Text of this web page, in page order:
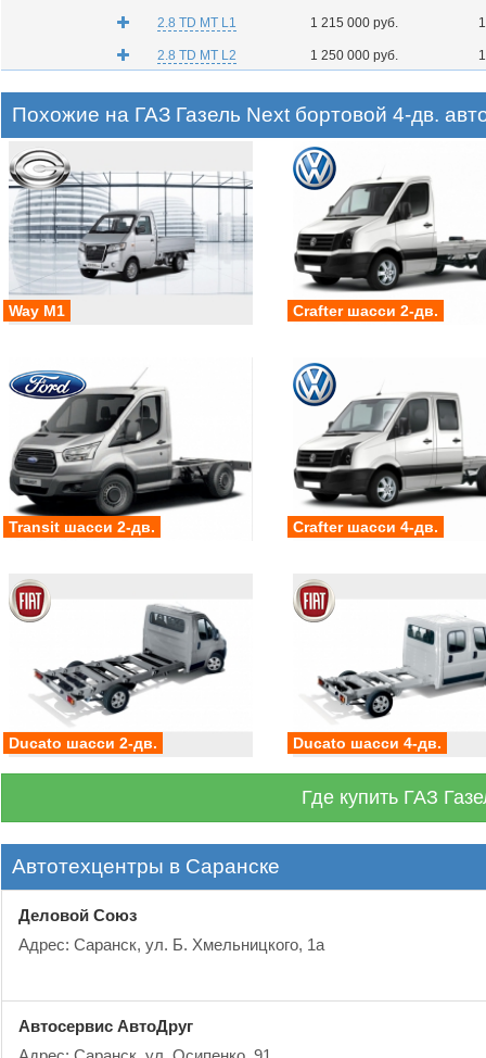
2.8 TD MT L1 1 215 000 руб.
2.8 TD MT L2 1 250 000 руб.
Похожие на ГАЗ Газель Next бортовой 4-дв.
Way M1 Crafter шасси 2-дв.
Transit шасси 2-дв. Crafter шасси 4-дв.
Ducato шасси 2-дв. Ducato шасси 4-дв.
Где купить ГАЗ
Автотехцентры в Саранске
Деловой Союз
Адрес: Саранск, ул. Б. Хмельницкого, 1а
Автосервис АвтоДруг